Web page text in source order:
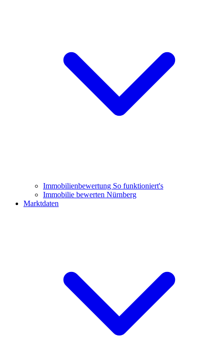
Immobilienbewertung So funktioniert's
Immobilie bewerten Nürnberg
Marktdaten